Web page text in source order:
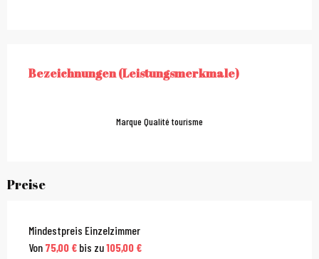
BEZEICHNUNGEN (LEISTUNGSMERKMALE)
Bezeichnungen (Leistungsmerkmale)
Marque Qualité tourisme
Preise
Mindestpreis Einzelzimmer
Von 75,00 € bis zu105,00 €